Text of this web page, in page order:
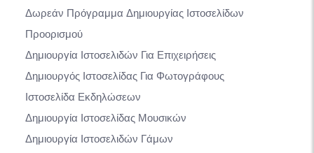
Δωρεάν Πρόγραμμα Δημιουργίας Ιστοσελίδων
Προορισμού
Δημιουργία Ιστοσελιδών Για Επιχειρήσεις
Δημιουργός Ιστοσελίδας Για Φωτογράφους
Ιστοσελίδα Εκδηλώσεων
Δημιουργία Ιστοσελίδας Μουσικών
Δημιουργία Ιστοσελιδών Γάμων